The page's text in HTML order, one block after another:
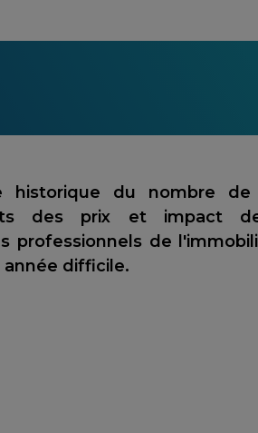
historique du nombre de
des prix et impact
professionnels de
difficile.